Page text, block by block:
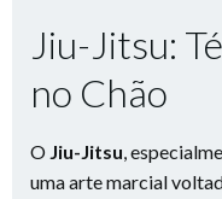
Jiu-Jitsu:
no Chão
O Jiu-Jitsu,
uma arte marcial